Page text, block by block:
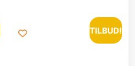
TILBUD!